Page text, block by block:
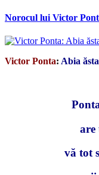
Norocul lui Victor
Victor Ponta: Abia
are
vă tot